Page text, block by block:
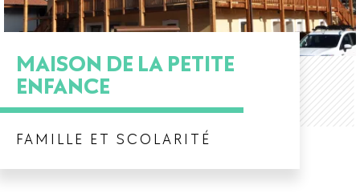
MAISON DE LA PETITE
ENFANCE
FAMILLE ET SCOLARITÉ